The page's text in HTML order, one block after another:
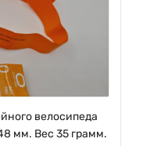
велосипеда
мм. Вес 35 грамм.